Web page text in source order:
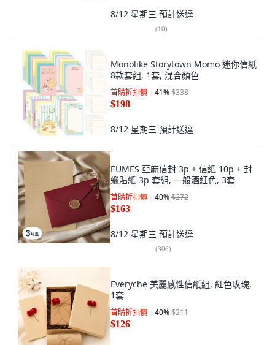
8/12 星期三 預計送達
(10)
Monolike Storytown Momo 迷你信紙
8款套組, 1套, 混合顏色
首購折扣價 41%$338
$198
8/12 星期三 預計送達
EUMES 亞麻信封 3p + 信紙 10p + 封
蠟貼紙 3p 套組, 一般酒紅色, 3套
首購折扣價 40%$272
$163
8/12 星期三 預計送達
(306)
Everyche 美麗感性信紙組, 紅色玫瑰,
1套
首購折扣價 40%$211
$126